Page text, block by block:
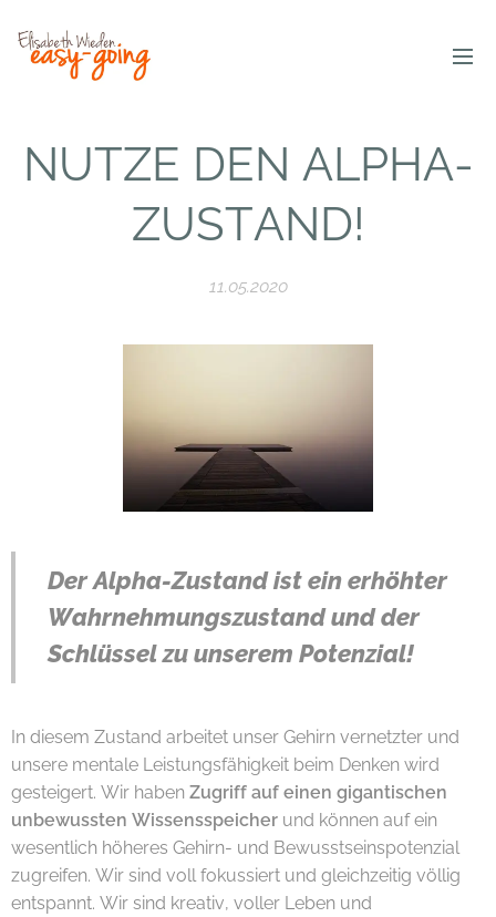
NUTZE DEN ALPHA-
ZUSTAND!
11.05.2020
Der Alpha-Zustand ist ein erhöhter
Wahrnehmungszustandund der
Schlüssel zu unserem Potenzial!
In diesem Zustand arbeitet unser Gehirn vernetzter und
unsere mentale Leistungsfähigkeit beim Denken wird
gesteigert. Wir haben Zugriff auf einen gigantischen
unbewussten Wissensspeicher und können auf ein
wesentlich höheres Gehirn- und Bewusstseinspotenzial
zugreifen. Wir sind voll fokussiert und gleichzeitig völlig
entspannt. Wir sind kreativ, voller Leben und